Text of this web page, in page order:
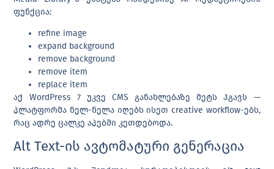
ფუნქცია:
refine image
expand background
remove background
remove item
replace item
აქ WordPress 7 უკვე CMS განახლებაზე მეტს ჰგავს —
პლატფორმა ნელ-ნელა იღებს ისეთ creative workflow-ებს,
რაც ადრე ცალკე აპებში კეთდებოდა.
Alt Text-ის ავტომატური გენერაცია